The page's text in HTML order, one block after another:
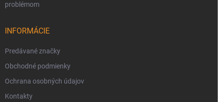
problémom
INFORMÁCIE
Predávané značky
Obchodné podmienky
Ochrana osobných údajov
Kontakty